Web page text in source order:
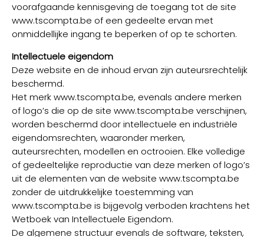
voorafgaande kennisgeving de toegang tot de site
www.tscompta.be of een gedeelte ervan met
onmiddellijke ingang te beperken of op te schorten.
Intellectuele eigendom
Deze website en de inhoud ervan zijn auteursrechtelijk
beschermd.
Het merk www.tscompta.be, evenals andere merken
of logo’s die op de site www.tscompta.be verschijnen,
worden beschermd door intellectuele en industriële
eigendomsrechten, waaronder merken,
auteursrechten, modellen en octrooien. Elke volledige
of gedeeltelijke reproductie van deze merken of logo’s
uit de elementen van de website www.tscompta.be
zonder de uitdrukkelijke toestemming van
www.tscompta.be is bijgevolg verboden krachtens het
Wetboek van Intellectuele Eigendom.
De algemene structuur evenals de software, teksten,